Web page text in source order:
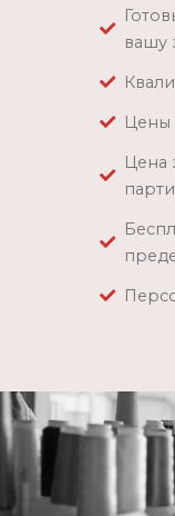
вашу
Цены
Цена